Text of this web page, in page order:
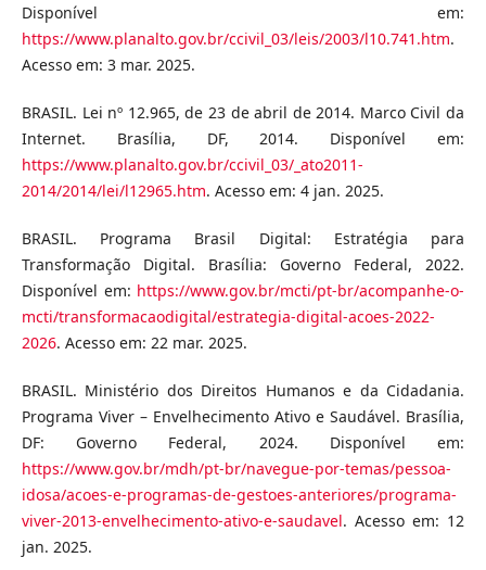
Disponível em:
https://www.planalto.gov.br/ccivil_03/leis/2003/l10.741.htm.
Acesso em: 3 mar. 2025.
BRASIL. Lei nº 12.965, de 23 de abril de 2014. Marco Civil da
Internet. Brasília, DF, 2014. Disponível em:
https://www.planalto.gov.br/ccivil_03/_ato2011-
2014/2014/lei/l12965.htm. Acesso em: 4 jan. 2025.
BRASIL. Programa Brasil Digital: Estratégia para
Transformação Digital. Brasília: Governo Federal, 2022.
Disponível em: https://www.gov.br/mcti/pt-br/acompanhe-o-
mcti/transformacaodigital/estrategia-digital-acoes-2022-
2026. Acesso em: 22 mar. 2025.
BRASIL. Ministério dos Direitos Humanos e da Cidadania.
Programa Viver – Envelhecimento Ativo e Saudável. Brasília,
DF: Governo Federal, 2024. Disponível em:
https://www.gov.br/mdh/pt-br/navegue-por-temas/pessoa-
idosa/acoes-e-programas-de-gestoes-anteriores/programa-
viver-2013-envelhecimento-ativo-e-saudavel. Acesso em: 12
jan. 2025.